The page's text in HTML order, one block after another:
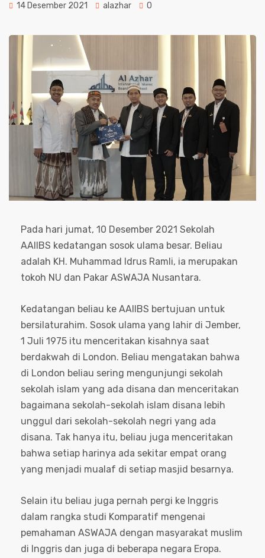
14 Desember 2021 alazhar 0
Pada hari jumat, 10 Desember 2021 Sekolah
AAIIBS kedatangan sosok ulama besar. Beliau
adalah KH. Muhammad Idrus Ramli, ia merupakan
tokoh NU dan Pakar ASWAJA Nusantara.
Kedatangan beliau ke AAIIBS bertujuan untuk
bersilaturahim. Sosok ulama yang lahir di Jember,
1 Juli 1975 itu menceritakan kisahnya saat
berdakwah di London. Beliau mengatakan bahwa
di London beliau sering mengunjungi sekolah
sekolah islam yang ada disana dan menceritakan
bagaimana sekolah-sekolah islam disana lebih
unggul dari sekolah-sekolah negri yang ada
disana. Tak hanya itu, beliau juga menceritakan
bahwa setiap harinya ada sekitar empat orang
yang menjadi mualaf di setiap masjid besarnya.
Selain itu beliau juga pernah pergi ke Inggris
dalam rangka studi Komparatif mengenai
pemahaman ASWAJA dengan masyarakat muslim
di Inggris dan juga di beberapa negara Eropa.